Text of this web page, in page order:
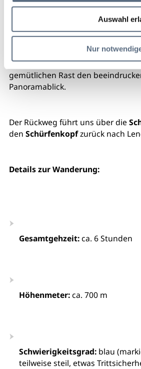
Auswahl
Nur
Wir fahren mit der Bahn um 8:47
nach Gaißach. Ab hier beginnt
über Lehen durch die
Schwaigeralmund
auf 1.330 m. Auf dem Gipfel
gemütlichen Rast den
Panoramablick.
Der Rückweg führt uns über die
den Schürfenkopfzurück nach
Details zur Wanderung:
Gesamtgehzeit:ca. 6 Stunden
Höhenmeter:ca. 700 m
Schwierigkeitsgrad:blau
teilweise steil, etwas